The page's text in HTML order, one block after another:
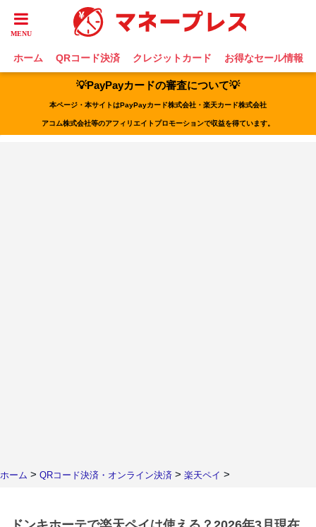
ホーム QRコード決済 クレジットカード お得なセール情報
💡PayPayカードの審査について💡
本ページ・本サイトはPayPayカード株式会社・楽天カード株式会社
アコム株式会社等のアフィリエイトプロモーションで収益を得ています。
ホーム > QRコード決済・オンライン決済 > 楽天ペイ >